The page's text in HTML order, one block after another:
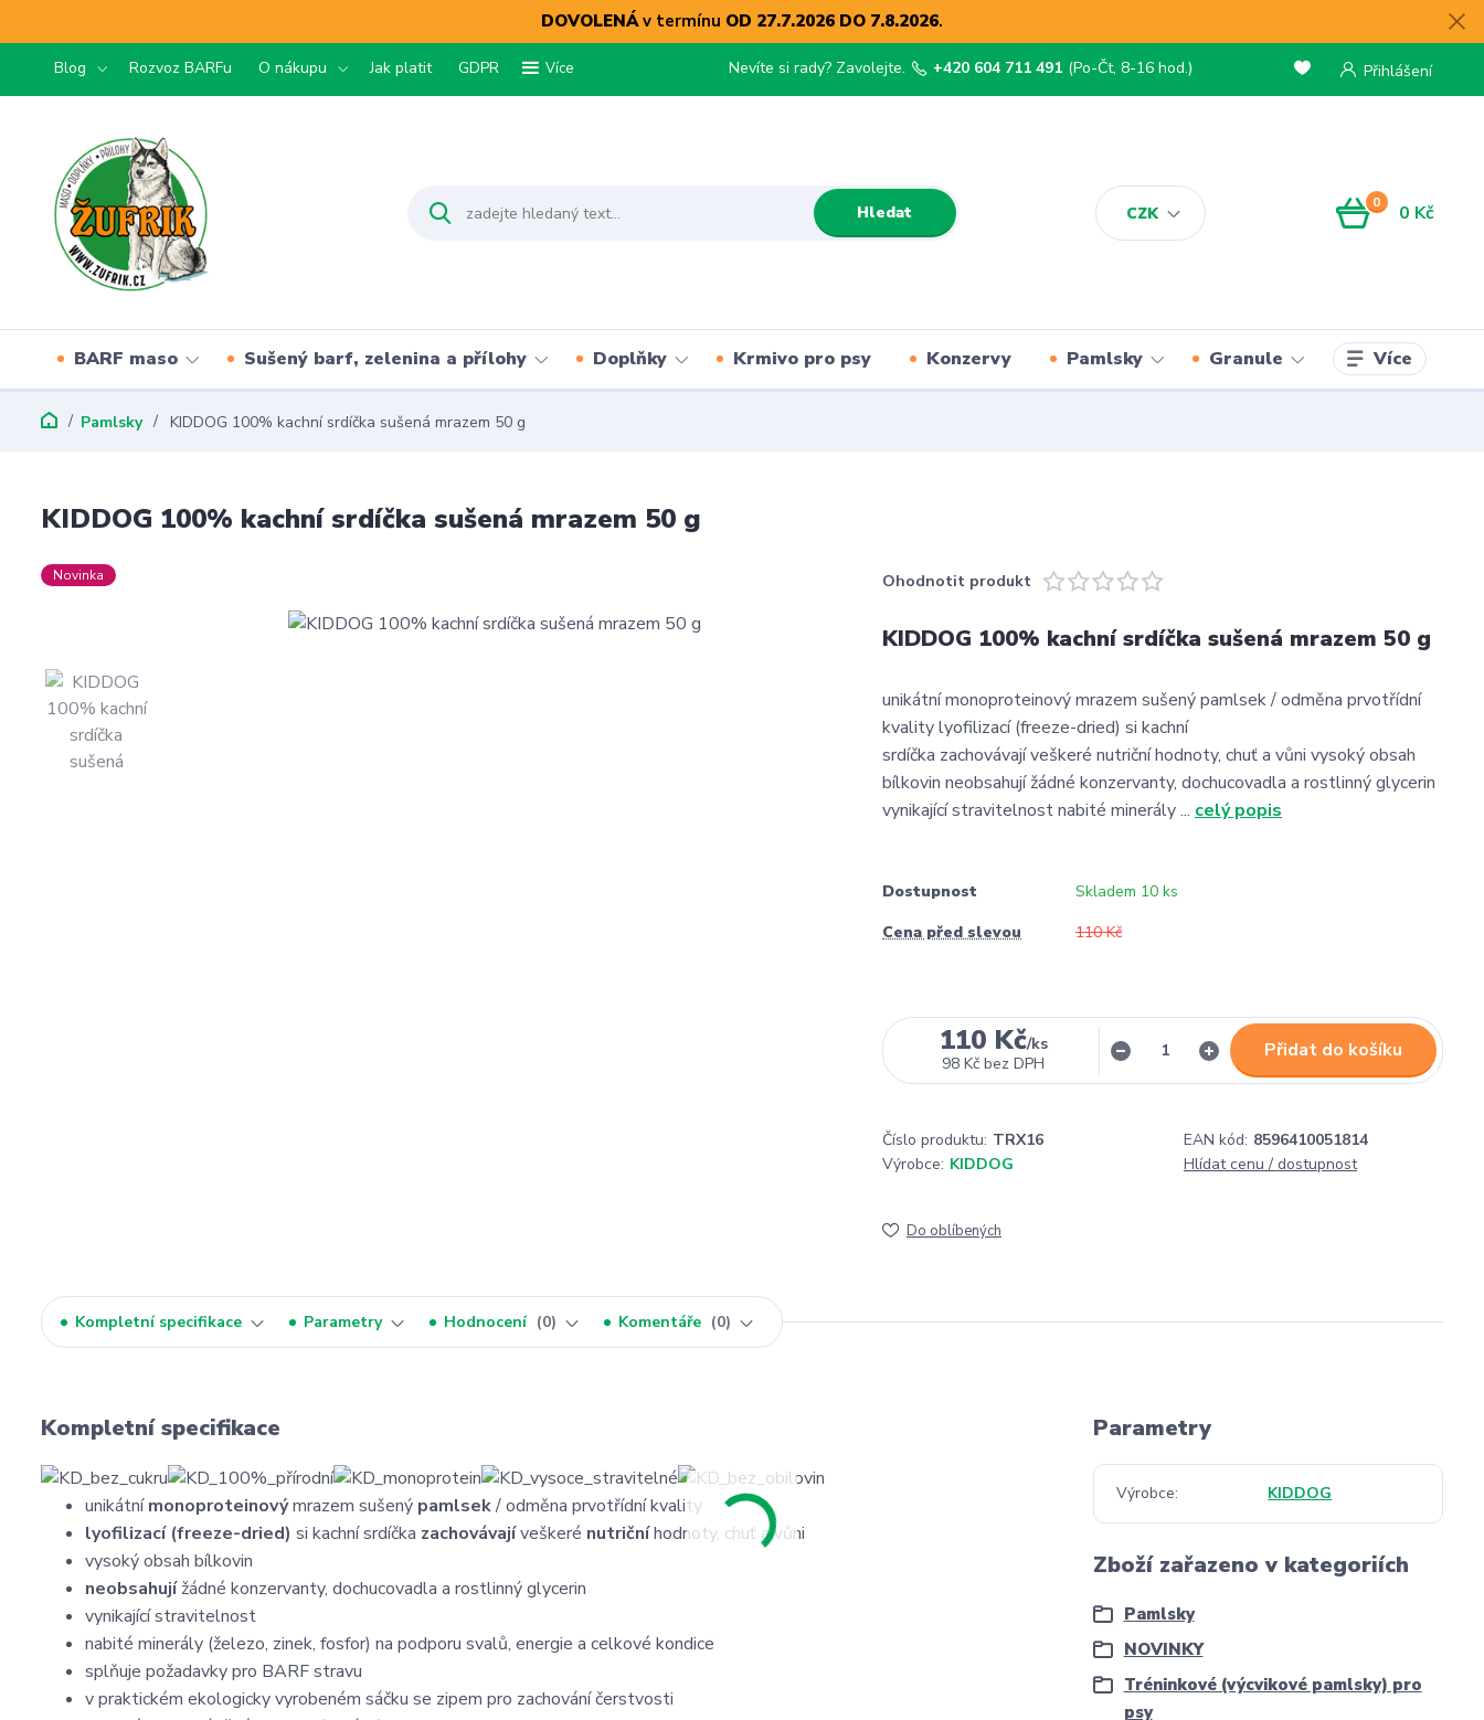
DOVOLENÁv termínu OD 27.7.2026 DO 7.8.2026.
Blog Rozvoz BARFu O nákupu Jak platit GDPR Více
CZK
Přihlášení
Hledat
Nevíte si rady? Zavolejte. +420 604 711 491 (Po-Čt, 8-16 hod.)
0 0 Kč
BARF maso Sušený barf, zelenina a přílohy Doplňky Krmivo pro psy Konzervy Pamlsky Granule Více
Pamlsky KIDDOG 100% kachní srdíčka sušená mrazem 50 g
KIDDOG 100% kachní srdíčka sušená mrazem 50 g
Novinka Ohodnotit produkt
KIDDOG 100% kachní srdíčka sušená mrazem 50 g
unikátní monoproteinový mrazem sušený pamlsek / odměna prvotřídní
kvality lyofilizací (freeze-dried) si kachní
srdíčka zachovávají veškeré nutriční hodnoty, chuť a vůni vysoký obsah
bílkovin neobsahují žádné konzervanty, dochucovadla a rostlinný glycerin
vynikající stravitelnost nabité minerály ... celý popis
Dostupnost
Skladem 10 ks
Cena před slevou
110 Kč
110 Kč/ks
98 Kč bez DPH
Přidat do košíku
Číslo produktu: TRX16 EAN kód: 8596410051814
Výrobce: KIDDOG Hlídat cenu / dostupnost
Do oblíbených
Kompletní specifikace Parametry Hodnocení 0 Komentáře 0
Kompletní specifikace
unikátnímonoproteinovýmrazem sušený pamlsek/ odměna prvotřídní kvality
lyofilizací (freeze-dried) si kachní srdíčka zachovávajíveškeré nutričníhodnoty, chuť a vůni
vysoký obsah bílkovin
neobsahujížádné konzervanty, dochucovadla a rostlinný glycerin
vynikající stravitelnost
nabité minerály (železo, zinek, fosfor) na podporu svalů, energie a celkové kondice
splňuje požadavky pro BARF stravu
v praktickém ekologicky vyrobeném sáčku se zipem pro zachování čerstvosti
Parametry
Výrobce KIDDOG
Zboží zařazeno v kategoriích
Pamlsky
NOVINKY
Tréninkové (výcvikové pamlsky) pro
psy